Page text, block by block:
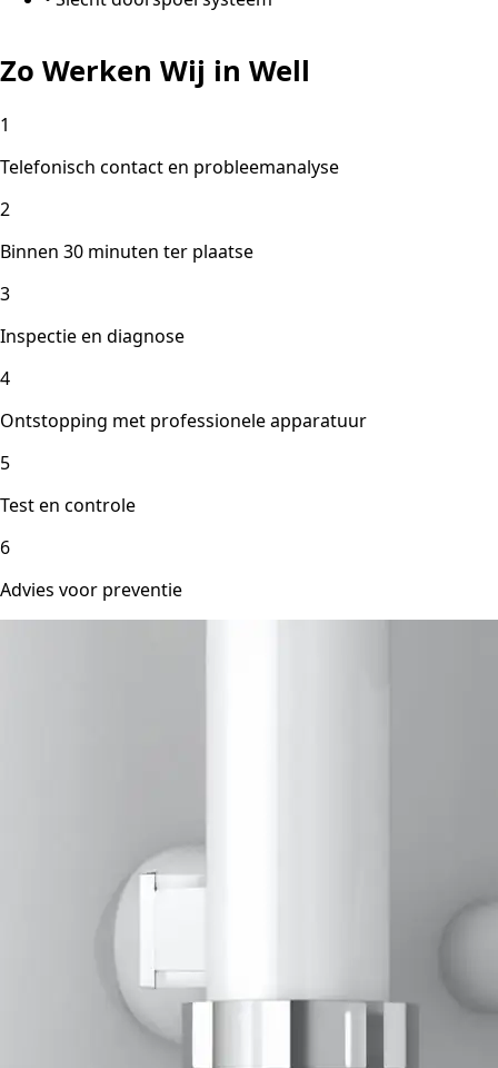
Zo Werken Wij in Well
1
Telefonisch contact en probleemanalyse
2
Binnen 30 minuten ter plaatse
3
Inspectie en diagnose
4
Ontstopping met professionele apparatuur
5
Test en controle
6
Advies voor preventie